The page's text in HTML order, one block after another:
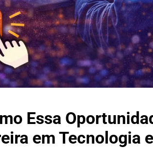
Essa
em Tecnologia